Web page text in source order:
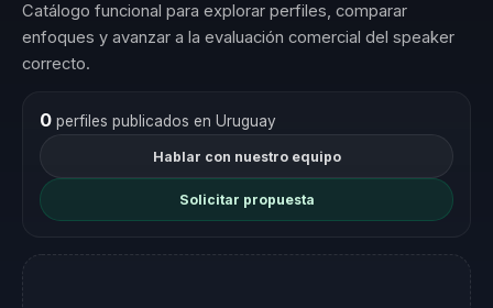
Catálogo funcional para explorar perfiles, comparar
enfoques y avanzar a la evaluación comercial del speaker
correcto.
0perfiles publicados en Uruguay
Hablar con nuestro equipo
Solicitar propuesta